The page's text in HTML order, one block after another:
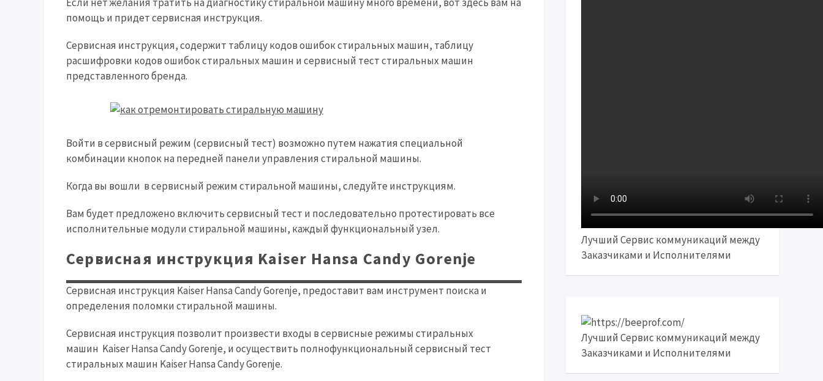
помощь и придет сервисная инструкция.
Сервисная инструкция, содержит таблицу кодов ошибок стиральных машин, таблицу
расшифровки кодов ошибок стиральных машин и сервисный тест стиральных машин
представленного бренда.
Войти в сервисный режим (сервисный тест) возможно путем нажатия специальной
комбинации кнопок на передней панели управления стиральной машины.
Когда вы вошли в сервисный режим стиральной машины, следуйте инструкциям.
Вам будет предложено включить сервисный тест и последовательно протестировать все
исполнительные модули стиральной машины, каждый функциональный узел.
Сервисная инструкция Kaiser Hansa Candy Gorenje
Сервисная инструкция Kaiser Hansa Candy Gorenje, предоставит вам инструмент поиска и
определения поломки стиральной машины.
Сервисная инструкция позволит произвести входы в сервисные режимы стиральных
машин Kaiser Hansa Candy Gorenje, и осуществить полнофункциональный сервисный тест
стиральных машин Kaiser Hansa Candy Gorenje.
Лучший Сервис коммуникаций между
Заказчиками и Исполнителями
Лучший Сервис коммуникаций между
Заказчиками и Исполнителями